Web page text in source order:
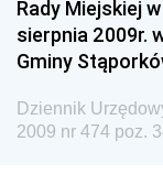
Dziennik
Żeglugi
Dziennik
Dziennik
Rady Miejskiej
sierpnia 2009r.
Gminy
Dziennik
2009 nr 474 poz.